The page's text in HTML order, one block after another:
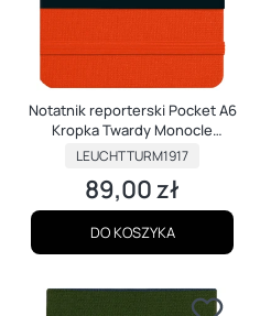
Notatnik reporterski Pocket A6
Kropka Twardy Monocle
MANDARIN
PRODUCENT
LEUCHTTURM1917
Cena
89,00 zł
DO KOSZYKA